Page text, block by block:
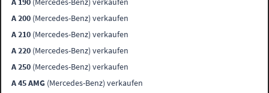
A 200 (Mercedes-Benz) verkaufen
A 210 (Mercedes-Benz) verkaufen
A 220 (Mercedes-Benz) verkaufen
A 250 (Mercedes-Benz) verkaufen
A 45 AMG (Mercedes-Benz) verkaufen